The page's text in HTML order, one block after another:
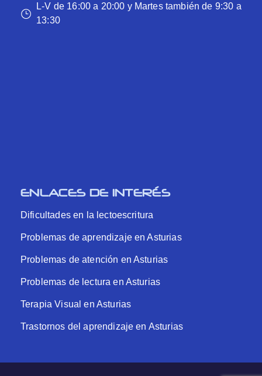
L-V de 16:00 a 20:00 y Martes también de 9:30 a
13:30
ENLACES DE INTERÉS
Dificultades en la lectoescritura
Problemas de aprendizaje en Asturias
Problemas de atención en Asturias
Problemas de lectura en Asturias
Terapia Visual en Asturias
Trastornos del aprendizaje en Asturias